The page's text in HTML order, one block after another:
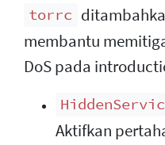
torrc
membantu
DoS pada
Aktifkan